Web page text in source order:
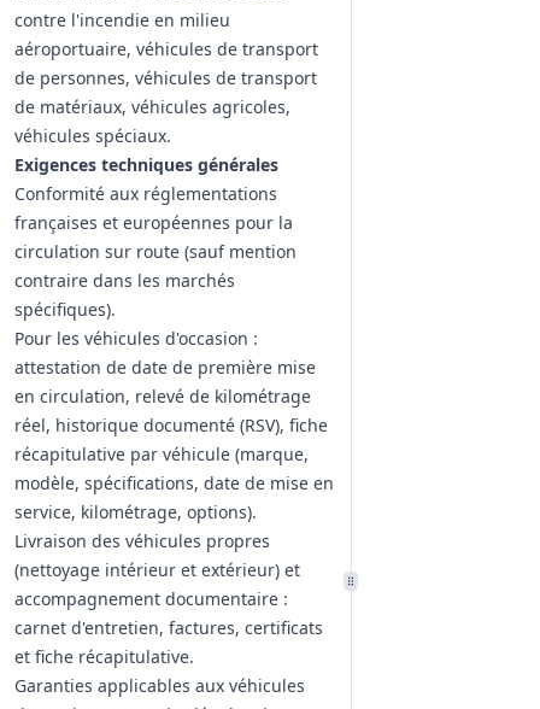
contre l'incendie en milieu
aéroportuaire, véhicules de transport
de personnes, véhicules de transport
de matériaux, véhicules agricoles,
véhicules spéciaux.
Exigences techniques générales
Conformité aux réglementations
françaises et européennes pour la
circulation sur route (sauf mention
contraire dans les marchés
spécifiques).
Pour les véhicules d'occasion :
attestation de date de première mise
en circulation, relevé de kilométrage
réel, historique documenté (RSV), fiche
récapitulative par véhicule (marque,
modèle, spécifications, date de mise en
service, kilométrage, options).
Livraison des véhicules propres
(nettoyage intérieur et extérieur) et
accompagnement documentaire :
carnet d'entretien, factures, certificats
et fiche récapitulative.
Garanties applicables aux véhicules